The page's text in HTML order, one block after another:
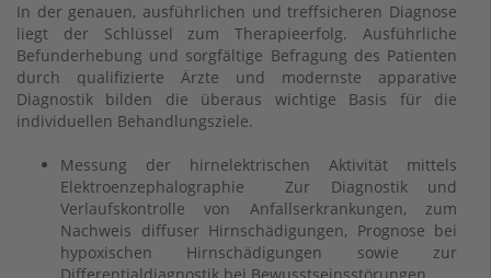
In der genauen, ausführlichen und treffsicheren Diagnose
liegt der Schlüssel zum Therapieerfolg. Ausführliche
Befunderhebung und sorgfältige Befragung des Patienten
durch qualifizierte Ärzte und modernste apparative
Diagnostik bilden die überaus wichtige Basis für die
individuellen Behandlungsziele.
Messung der hirnelektrischen Aktivität mittels
Elektroenzephalographie Zur Diagnostik und
Verlaufskontrolle von Anfallserkrankungen, zum
Nachweis diffuser Hirnschädigungen, Prognose bei
hypoxischen Hirnschädigungen sowie zur